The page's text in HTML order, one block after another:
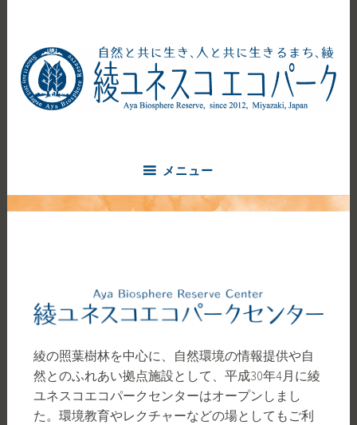
メニュー
綾の照葉樹林を中心に、自然環境の情報提供や自
然とのふれあい拠点施設として、平成30年4月に綾
ユネスコエコパークセンターはオープンしまし
た。環境教育やレクチャーなどの場としてもご利